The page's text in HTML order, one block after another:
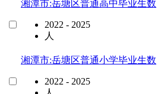
湘潭市:岳塘区普通高中毕业生数
2022 - 2025
人
湘潭市:岳塘区普通小学毕业生数
2022 - 2025